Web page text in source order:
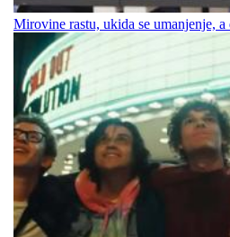
Mirovine rastu, ukida se umanjenje, a